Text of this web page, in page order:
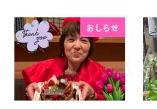
おしらせ